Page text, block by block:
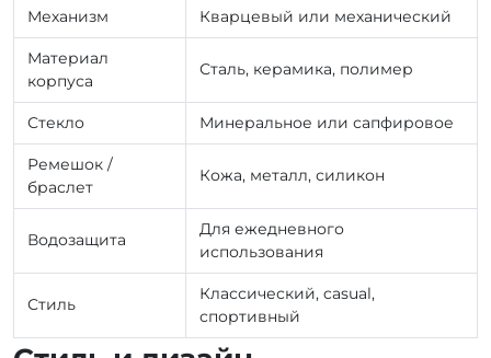
Механизм Кварцевый или механический
Материал
корпуса
Сталь, керамика, полимер
Стекло Минеральное или сапфировое
Ремешок /
браслет
Кожа, металл, силикон
Водозащита
Для ежедневного
использования
Стиль
Классический, casual,
спортивный